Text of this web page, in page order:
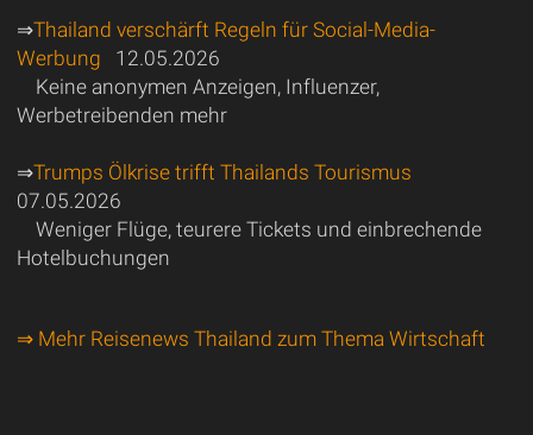
⇒Thailand verschärft Regeln für Social-Media-
Werbung 12.05.2026
Keine anonymen Anzeigen, Influenzer,
Werbetreibenden mehr
⇒Trumps Ölkrise trifft Thailands Tourismus
07.05.2026
Weniger Flüge, teurere Tickets und einbrechende
Hotelbuchungen
⇒ Mehr Reisenews Thailand zum Thema Wirtschaft